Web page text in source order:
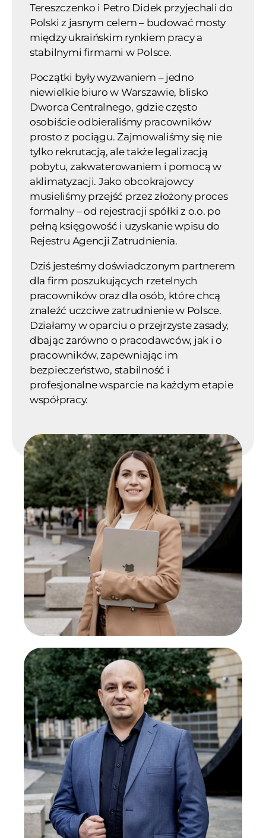
Tereszczenko i Petro Didek przyjechali do
Polski z jasnym celem – budować mosty
między ukraińskim rynkiem pracy a
stabilnymi firmami w Polsce.
Początki były wyzwaniem – jedno
niewielkie biuro w Warszawie, blisko
Dworca Centralnego, gdzie często
osobiście odbieraliśmy pracowników
prosto z pociągu. Zajmowaliśmy się nie
tylko rekrutacją, ale także legalizacją
pobytu, zakwaterowaniem i pomocą w
aklimatyzacji. Jako obcokrajowcy
musieliśmy przejść przez złożony proces
formalny – od rejestracji spółki z o.o. po
pełną księgowość i uzyskanie wpisu do
Rejestru Agencji Zatrudnienia.
Dziś jesteśmy doświadczonym partnerem
dla firm poszukujących rzetelnych
pracowników oraz dla osób, które chcą
znaleźć uczciwe zatrudnienie w Polsce.
Działamy w oparciu o przejrzyste zasady,
dbając zarówno o pracodawców, jak i o
pracowników, zapewniając im
bezpieczeństwo, stabilność i
profesjonalne wsparcie na każdym etapie
współpracy.